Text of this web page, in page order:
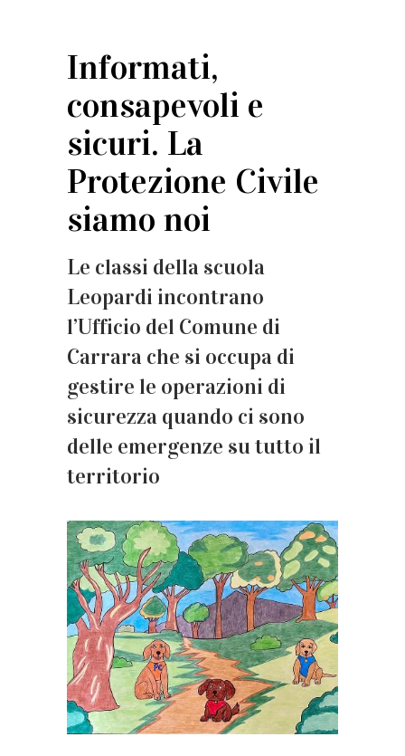
Informati,
consapevoli e
sicuri. La
Protezione Civile
siamo noi
Le classi della scuola
Leopardi incontrano
l’Ufficio del Comune di
Carrara che si occupa di
gestire le operazioni di
sicurezza quando ci sono
delle emergenze su tutto il
territorio